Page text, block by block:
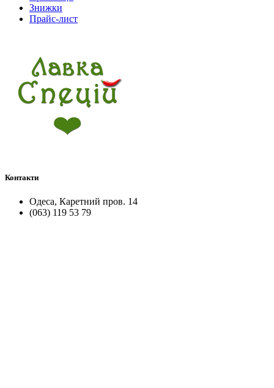
Знижки
Прайс-лист
Контакти
Одеса, Каретний пров. 14
(063) 119 53 79